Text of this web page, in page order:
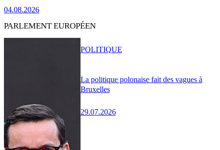
04.08.2026
PARLEMENT EUROPÉEN
La politique polonaise fait des vagues à
Bruxelles
29.07.2026
POLITIQUE